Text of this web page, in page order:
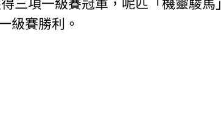
級賽勝利。